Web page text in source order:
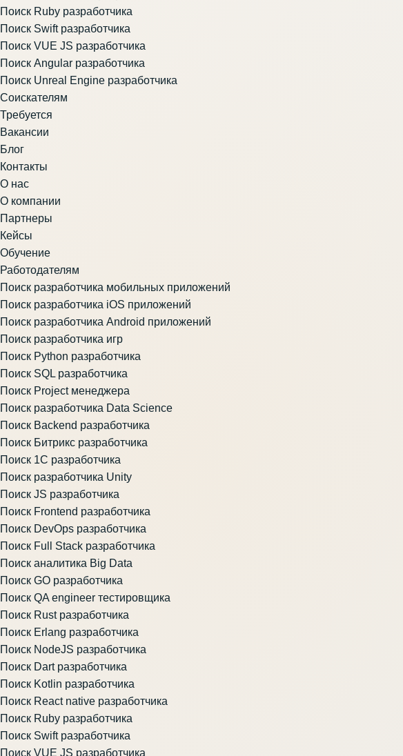
Поиск Ruby разработчика
Поиск Swift разработчика
Поиск VUE JS разработчика
Поиск Angular разработчика
Поиск Unreal Engine разработчика
Соискателям
Требуется
Вакансии
Блог
Контакты
О нас
О компании
Партнеры
Кейсы
Обучение
Работодателям
Поиск разработчика мобильных приложений
Поиск разработчика iOS приложений
Поиск разработчика Android приложений
Поиск разработчика игр
Поиск Python разработчика
Поиск SQL разработчика
Поиск Project менеджера
Поиск разработчика Data Science
Поиск Backend разработчика
Поиск Битрикс разработчика
Поиск 1С разработчика
Поиск разработчика Unity
Поиск JS разработчика
Поиск Frontend разработчика
Поиск DevOps разработчика
Поиск Full Stack разработчика
Поиск аналитика Big Data
Поиск GO разработчика
Поиск QA engineer тестировщика
Поиск Rust разработчика
Поиск Erlang разработчика
Поиск NodeJS разработчика
Поиск Dart разработчика
Поиск Kotlin разработчика
Поиск React native разработчика
Поиск Ruby разработчика
Поиск Swift разработчика
Поиск VUE JS разработчика